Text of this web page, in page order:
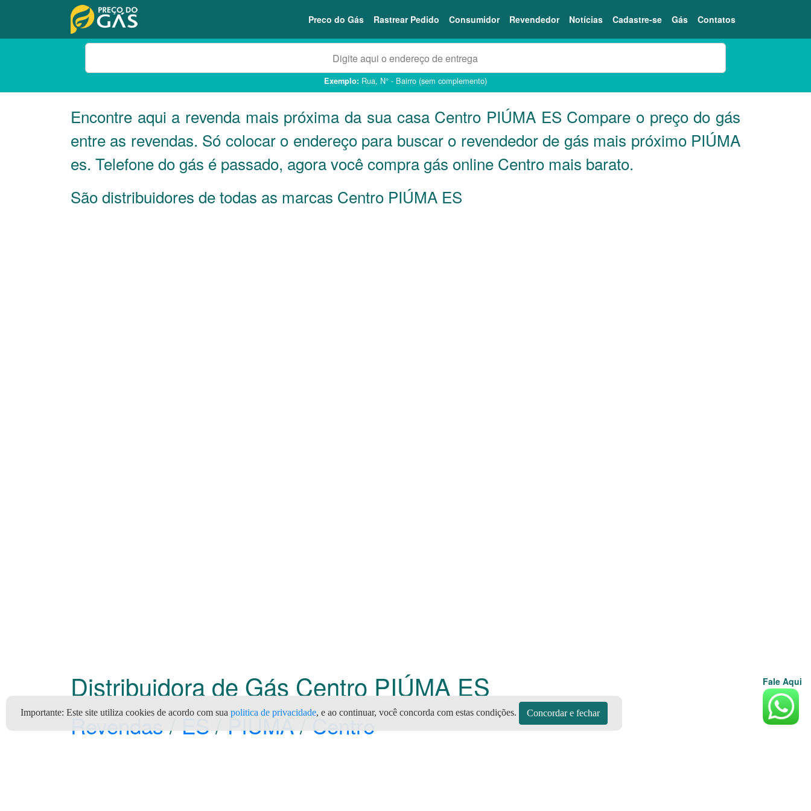
Preco do Gás Rastrear Pedido Consumidor Revendedor Notícias Cadastre-se Gás Contatos
Exemplo: Rua, N° - Bairro (sem complemento)
Encontre aqui a revenda mais próxima da sua casa Centro PIÚMA ES Compare o preço do gás
entre as revendas. Só colocar o endereço para buscar o revendedor de gás mais próximo PIÚMA
es. Telefone do gás é passado, agora você compra gás online Centro mais barato.
São distribuidores de todas as marcas Centro PIÚMA ES
Distribuidora de Gás Centro PIÚMA ES
Revendas/ES/PIÚMA/Centro
Fale Aqui
Importante: Este site utiliza cookies de acordo com suapolitica de privacidade, e ao continuar, você concorda com estas condições. Concordar e fechar